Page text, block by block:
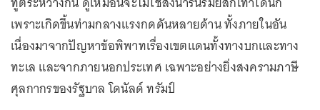
เพราะเกิดขึ้นท่ามกลางแรงกดดันหลายด้าน ทั้งภายในอัน
เนื่องมาจากปัญหาข้อพิพาทเรื่องเขตแดนทั้งทางบกและทาง
ทะเล และจากภายนอกประเทศ เฉพาะอย่างยิ่งสงครามภาษี
ศุลกากรของรัฐบาล โดนัลด์ ทรัมป์